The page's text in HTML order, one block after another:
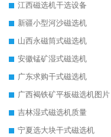
江西磁选机干选设备
新疆小型河沙磁选机
山西永磁筒式磁选机
安徽锰矿湿式磁选机
广东求购干式磁选机
广西褐铁矿平板磁选机图片
吉林湿式磁选机质量
宁夏选大块干式磁选机